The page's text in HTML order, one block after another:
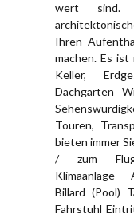
wert sind.
Ihren
machen. Es ist
Keller,
Dachgarten
Touren,
bieten immer
/ zum
Klimaanlage
Billard (Pool)
Fahrstuhl